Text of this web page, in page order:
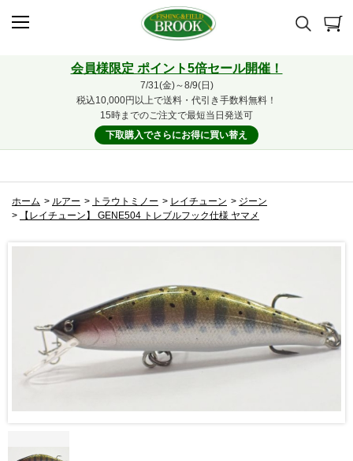
会員様限定 ポイント5倍セール開催！
7/31(金)～8/9(日)
税込10,000円以上で送料・代引き手数料無料！
15時までのご注文で最短当日発送可
下取購入でさらにお得に買い替え
ホーム > ルアー > トラウトミノー > レイチューン > ジーン
>
【レイチューン】 GENE504 トレブルフック仕様 ヤマメ